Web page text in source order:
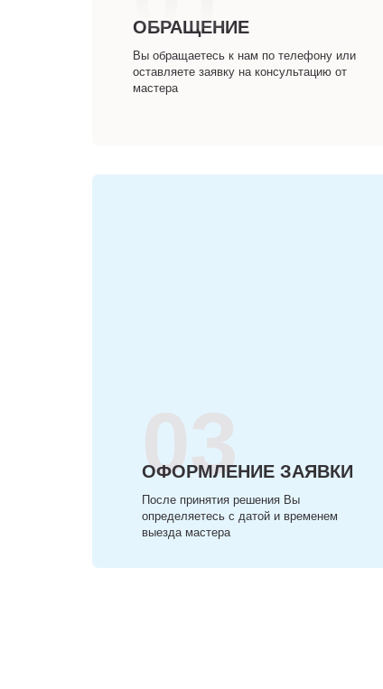
ОБРАЩЕНИЕ
Вы обращаетесь к нам по телефону или
оставляете заявку на консультацию от
мастера
03
ОФОРМЛЕНИЕ ЗАЯВКИ
После принятия решения Вы
определяетесь с датой и временем
выезда мастера